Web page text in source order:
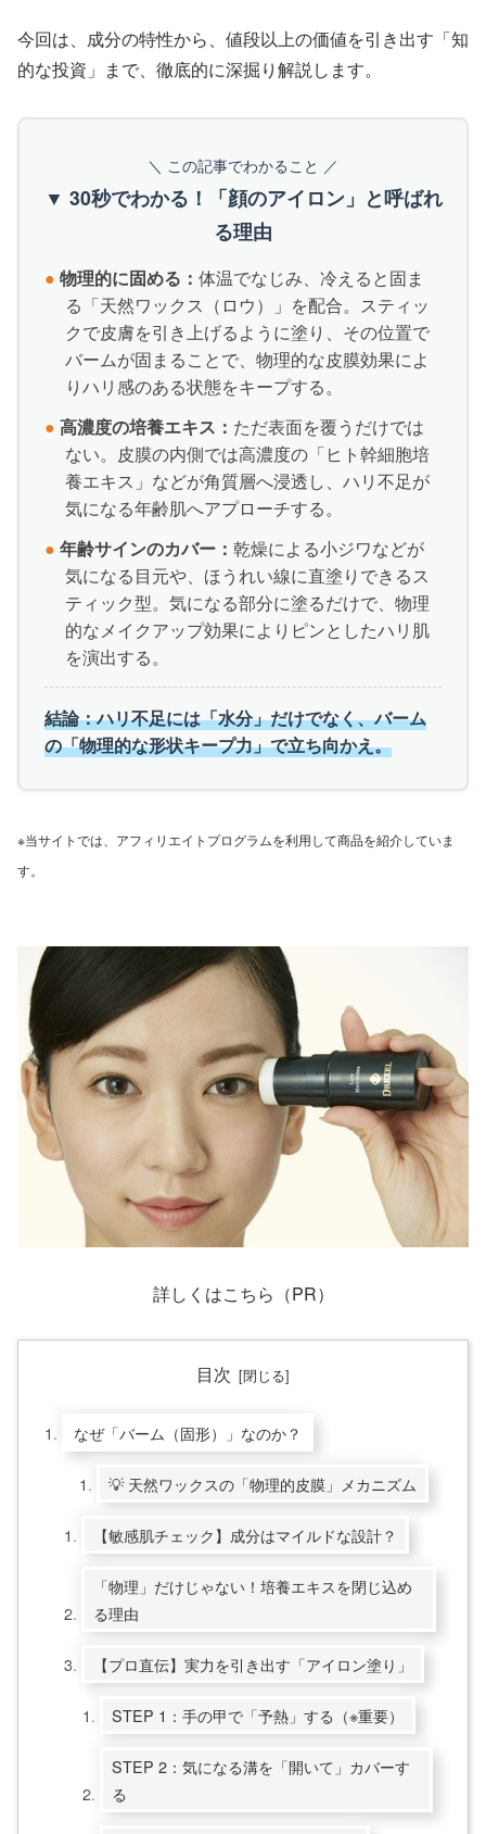
今回は、成分の特性から、値段以上の価値を引き出す「知
的な投資」まで、徹底的に深掘り解説します。
＼ この記事でわかること ／
▼ 30秒でわかる！「顔のアイロン」と呼ばれ
る理由
● 物理的に固める：体温でなじみ、冷えると固ま
る「天然ワックス（ロウ）」を配合。スティッ
クで皮膚を引き上げるように塗り、その位置で
バームが固まることで、物理的な皮膜効果によ
りハリ感のある状態をキープする。
● 高濃度の培養エキス： ただ表面を覆うだけでは
ない。皮膜の内側では高濃度の「ヒト幹細胞培
養エキス」などが角質層へ浸透し、ハリ不足が
気になる年齢肌へアプローチする。
● 年齢サインのカバー：乾燥による小ジワなどが
気になる目元や、ほうれい線に直塗りできるス
ティック型。気になる部分に塗るだけで、物理
的なメイクアップ効果によりピンとしたハリ肌
を演出する。
結論：ハリ不足には「水分」だけでなく、バーム
の「物理的な形状キープ力」で立ち向かえ。
※当サイトでは、アフィリエイトプログラムを利用して商品を紹介していま
す。
詳しくはこちら（PR）
目次
なぜ「バーム（固形）」なのか？
💡 天然ワックスの「物理的皮膜」メカニズム
【敏感肌チェック】成分はマイルドな設計？
「物理」だけじゃない！培養エキスを閉じ込め
る理由
【プロ直伝】実力を引き出す「アイロン塗り」
STEP 1：手の甲で「予熱」する（※重要）
STEP 2：気になる溝を「開いて」カバーす
る